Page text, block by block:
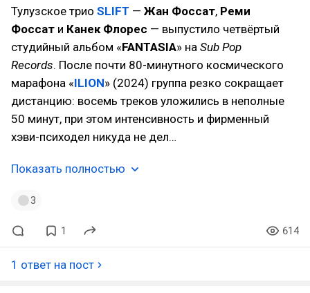
Тулузское трио SLIFT — Жан Фоссат, Реми
Фоссат и Канек Флорес — выпустило четвёртый
студийный альбом «FANTASIA» на Sub Pop
Records. После почти 80-минутного космического
марафона «ILION» (2024) группа резко сокращает
дистанцию: восемь треков уложились в неполные
50 минут, при этом интенсивность и фирменный
хэви-психодел никуда не дел…
Показать полностью
3
1 614
1 ответ на пост